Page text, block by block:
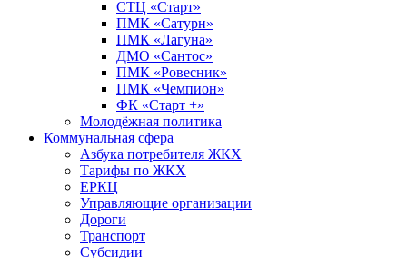
СТЦ «Старт»
ПМК «Сатурн»
ПМК «Лагуна»
ДМО «Сантос»
ПМК «Ровесник»
ПМК «Чемпион»
ФК «Старт +»
Молодёжная политика
Коммунальная сфера
Азбука потребителя ЖКХ
Тарифы по ЖКХ
ЕРКЦ
Управляющие организации
Дороги
Транспорт
Субсидии